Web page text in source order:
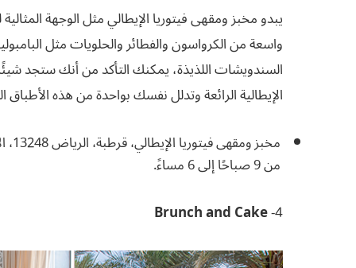
يبدو مخبز ومقهى فيتوريا الإيطالي مثل الوجهة
واسعة من الكرواسون والفطائر والحلويات مثل
السندويشات اللذيذة، يمكنك التأكد من أنك ستجد
الإيطالية الرائعة وتدلل نفسك بواحدة من هذه الأطباق
من 9 صباحًا إلى 6 مساءً.
4-
Brunch and Cake